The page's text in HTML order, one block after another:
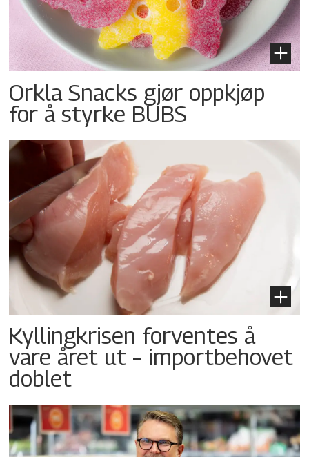
Orkla Snacks gjør oppkjøp
for å styrke BUBS
Kyllingkrisen forventes å
vare året ut – importbehovet
doblet